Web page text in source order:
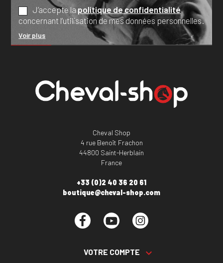
J’accepte lapolitique de confidentialité
concernant l’utilisation de mes données personnelles.
Voir plus
Cheval Shop
4 rue Benoît Frachon
44800 Saint-Herblain
France
+33 (0)2 40 36 20 61
boutique@cheval-shop.com
Facebook YouTube
VOTRE COMPTE 